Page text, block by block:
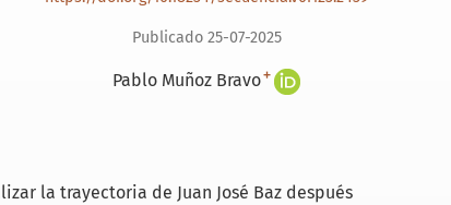
Publicado 25-07-2025
Pablo Muñoz Bravo+
la trayectoria de Juan José Baz después